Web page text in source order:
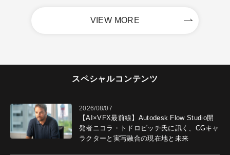
VIEW MORE
スペシャルコンテンツ
2026/08/07
【AI×VFX最前線】Autodesk Flow Studio開
発者ニコラ・トドロビッチ氏に訊く、CGキャ
ラクターと実写融合の現在地と未来